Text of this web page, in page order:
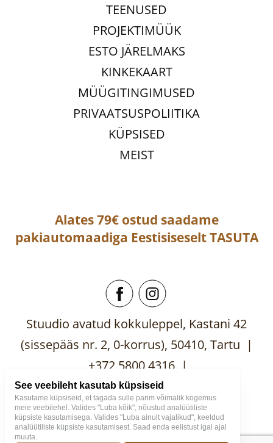
TEENUSED
PROJEKTIMÜÜK
ESTO JÄRELMAKS
KINKEKAART
MÜÜGITINGIMUSED
PRIVAATSUSPOLIITIKA
KÜPSISED
MEIST
Alates 79€ ostud saadame
pakiautomaadiga EestisiseseltTASUTA
Stuudio avatud kokkuleppel, Kastani 42
(sissepääs nr. 2, 0-korrus), 50410, Tartu |
+372 5800 4316 |
mooblistuudio@gmail.com
See veebileht kasutab küpsiseid
Kasutame küpsiseid, et tagada sulle parim võimalik kogemus
meie veebilehel. Valides "Luba kõik", nõustud analüütiliste
küpsiste kasutamisega. Valides "Luba ainult vajalikud", keeldud
analüütiliste küpsiste kasutamisest. Saad enda eelistust igal ajal
muuta.